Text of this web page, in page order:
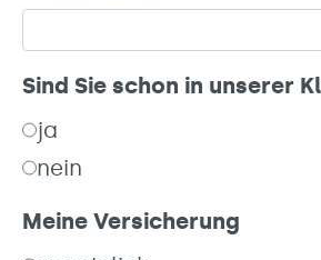
Sind Sie schon in unserer
ja
nein
Meine Versicherung